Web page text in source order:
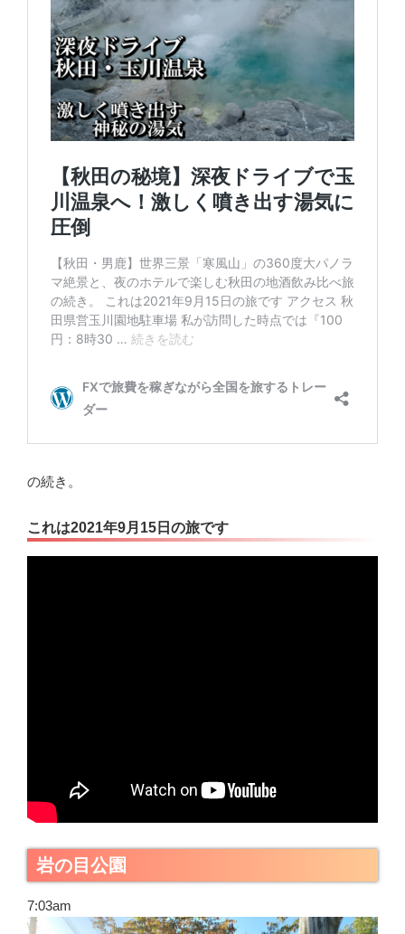
の続き。
これは2021年9月15日の旅です
岩の目公園
7:03am